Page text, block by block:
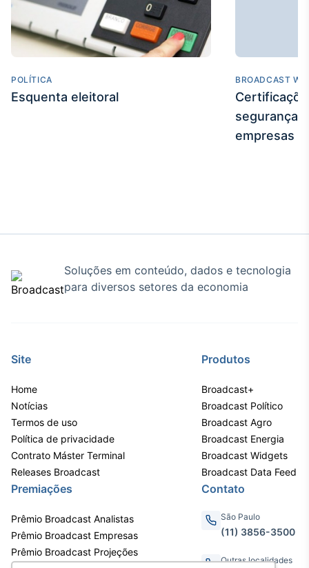
conteúdos
noticiosos
Soluções de
Tecnologia
analisar fundos
IA
Em breve
Gestão de
POLÍTICA
Esquenta eleitoral
BROADCAST
segurança
empresas
Soluções em conteúdo, dados e tecnologia
para diversos setores da economia
Site
Home
Notícias
Termos de uso
Política de privacidade
Contrato Máster Terminal
Releases Broadcast
Produtos
Broadcast+
Broadcast Político
Broadcast Agro
Broadcast Energia
Broadcast Widgets
Broadcast Data Feed
Premiações
Prêmio Broadcast Analistas
Prêmio Broadcast Empresas
Prêmio Broadcast Projeções
Contato
São Paulo
(11) 3856-3500
Outras localidades